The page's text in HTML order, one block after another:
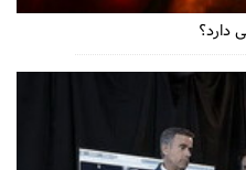
دارد؟